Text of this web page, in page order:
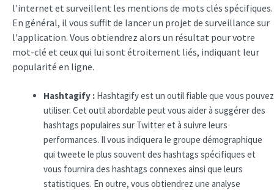
l'internet et surveillent les mentions de mots clés spécifiques.
En général, il vous suffit de lancer un projet de surveillance sur
l'application. Vous obtiendrez alors un résultat pour votre
mot-clé et ceux qui lui sont étroitement liés, indiquant leur
popularité en ligne.
Hashtagify : Hashtagify est un outil fiable que vous pouvez
utiliser. Cet outil abordable peut vous aider à suggérer des
hashtags populaires sur Twitter et à suivre leurs
performances. Il vous indiquera le groupe démographique
qui tweete le plus souvent des hashtags spécifiques et
vous fournira des hashtags connexes ainsi que leurs
statistiques. En outre, vous obtiendrez une analyse